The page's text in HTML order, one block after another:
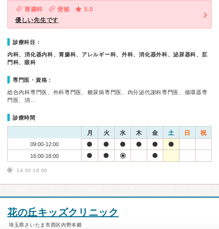
胃腸科 便秘
5.0
優しい先生です
診療科目：
内科、消化器内科、胃腸科、アレルギー科、外科、消化器外科、泌尿器科、肛
門科、眼科
専門医・資格：
総合内科専門医、外科専門医、糖尿病専門医、内分泌代謝科専門医、循環器専
門医、消…
診療時間
月 火 水 木 金 土 日 祝
09:00-12:00
16:00-18:00
14:00-18:00
花の丘キッズクリニック
埼玉県さいたま市西区内野本郷